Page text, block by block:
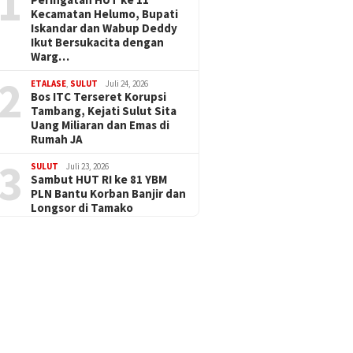
Kecamatan Helumo, Bupati
Iskandar dan Wabup Deddy
Ikut Bersukacita dengan
Warg…
ETALASE SULUT Juli 24, 2026
Bos ITC Terseret Korupsi
Tambang, Kejati Sulut Sita
Uang Miliaran dan Emas di
Rumah JA
SULUT Juli 23, 2026
Sambut HUT RI ke 81 YBM
PLN Bantu Korban Banjir dan
Longsor di Tamako